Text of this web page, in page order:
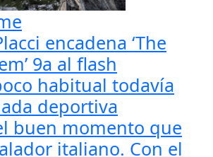
encadena ‘The
9a al flash
habitual todavía
deportiva
buen momento que
italiano. Con el